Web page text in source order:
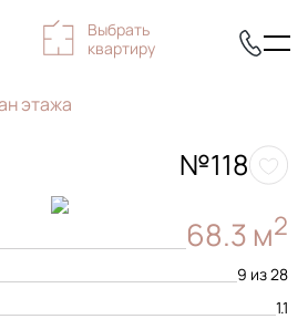
Выбрать
квартиру
этажа
68.3 м2
9 из 28
1.1
№118